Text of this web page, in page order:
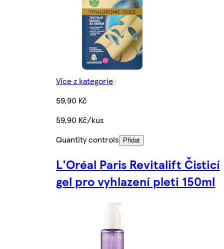
Více z kategorie
59,90 Kč
59,90 Kč/kus
Quantity controls
Přidat
L'Oréal Paris Revitalift Čisticí
gel pro vyhlazení pleti 150ml